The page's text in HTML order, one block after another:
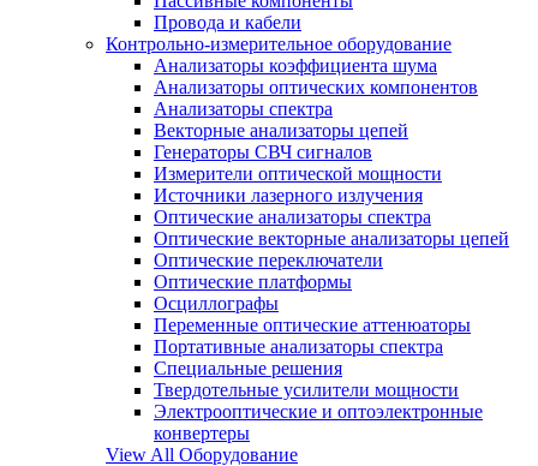
Провода и кабели
Контрольно-измерительное оборудование
Анализаторы коэффициента шума
Анализаторы оптических компонентов
Анализаторы спектра
Векторные анализаторы цепей
Генераторы СВЧ сигналов
Измерители оптической мощности
Источники лазерного излучения
Оптические анализаторы спектра
Оптические векторные анализаторы цепей
Оптические переключатели
Оптические платформы
Осциллографы
Переменные оптические аттенюаторы
Портативные анализаторы спектра
Специальные решения
Твердотельные усилители мощности
Электрооптические и оптоэлектронные
конвертеры
View All Оборудование